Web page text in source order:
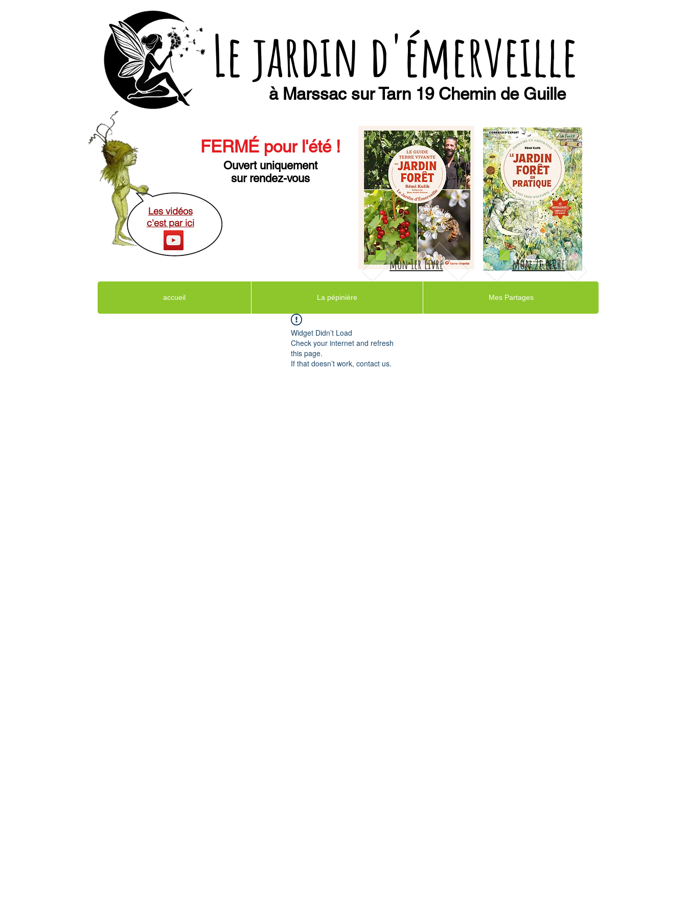
Le jardin d'émerveille
mon 1er livre mon 2e livre
à Marssac sur Tarn 19 Chemin de Guille
FERMÉ pour l'été!
Ouvert uniquement
sur rendez-vous
Les vidéos
c'est par ici
accueil La pépinière Mes Partages
Widget Didn’t Load
Check your internet and refresh
this page.
If that doesn’t work, contact us.